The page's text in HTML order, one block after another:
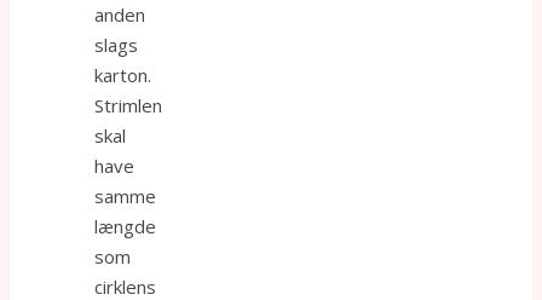
anden
slags
karton.
Strimlen
skal
have
samme
længde
som
cirklens